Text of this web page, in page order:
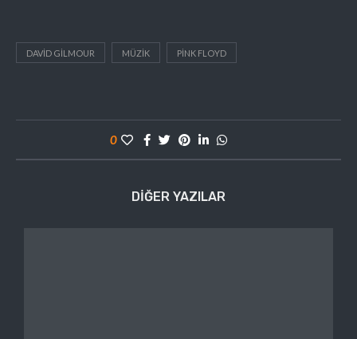
DAVID GILMOUR MÜZIK PINK FLOYD
0
DIĞER YAZILAR